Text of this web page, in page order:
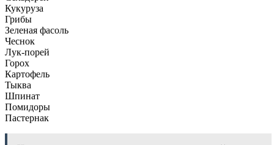
Кукуруза
Грибы
Зеленая фасоль
Чеснок
Лук-порей
Горох
Картофель
Тыква
Шпинат
Помидоры
Пастернак